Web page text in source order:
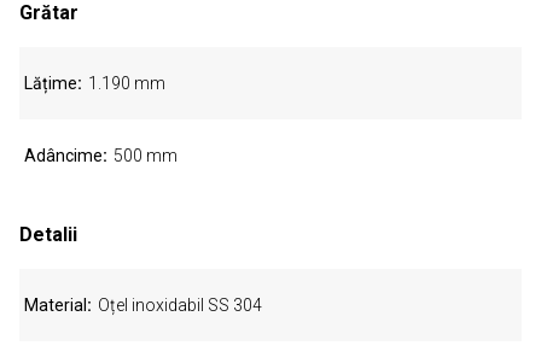
Grătar
Lățime 1.190 mm
Adâncime 500 mm
Detalii
Material Oțel inoxidabil SS 304